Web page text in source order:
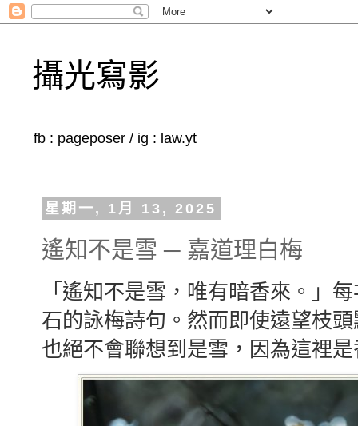
攝光寫影
fb : pageposer / ig : law.yt
星期一, 1月 13, 2025
遙知不是雪 ─ 嘉道理白梅
「遙知不是雪，唯有暗香來。」
石的詠梅詩句。然而即使遠望枝
也絕不會聯想到是雪，因為這裡